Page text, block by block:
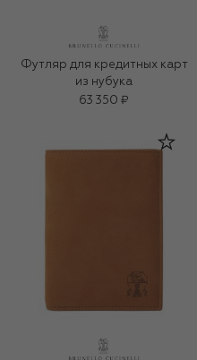
Футляр для кредитных карт
из нубука
63 350 ₽